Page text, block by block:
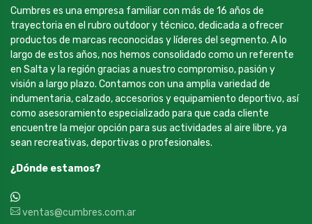
Cumbres es una empresa familiar con más de 16 años de
trayectoria en el rubro outdoor y técnico, dedicada a ofrecer
productos de marcas reconocidas y líderes del segmento. A lo
largo de estos años, nos hemos consolidado como un referente
en Salta y la región gracias a nuestro compromiso, pasión y
visión a largo plazo. Contamos con una amplia variedad de
indumentaria, calzado, accesorios y equipamiento deportivo, así
como asesoramiento especializado para que cada cliente
encuentre la mejor opción para sus actividades al aire libre, ya
sean recreativas, deportivas o profesionales.
¿Dónde estamos?
ventas@cumbres.com.ar